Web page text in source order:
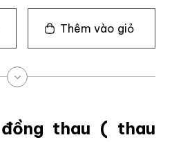
Thêm vào giỏ
thau ( thau